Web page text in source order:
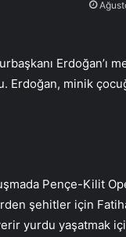
Erdoğan’ı
Erdoğan, minik
Pençe-Kilit
şehitler için
yurdu yaşatmak